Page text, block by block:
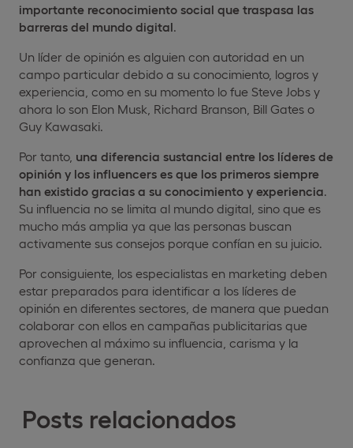
Posts relacionados
importante reconocimiento social que traspasa las
barreras del mundo digital
Un líder de opinión es alguien con autoridad en un
campo particular debido a su conocimiento, logros y
experiencia, como en su momento lo fue Steve Jobs y
ahora lo son Elon Musk, Richard Branson, Bill Gates o
Guy Kawasaki.
Por tanto, una diferencia sustancial entre los líderes de
opinión y los influencers es que los primeros siempre
han existido gracias a su conocimiento y experiencia
Su influencia no se limita al mundo digital, sino que es
mucho más amplia ya que las personas buscan
activamente sus consejos porque confían en su juicio.
Por consiguiente, los especialistas en marketing deben
estar preparados para identificar a los líderes de
opinión en diferentes sectores, de manera que puedan
colaborar con ellos en campañas publicitarias que
aprovechen al máximo su influencia, carisma y la
confianza que generan.